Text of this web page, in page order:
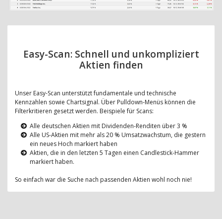
Easy-Scan: Schnell und unkompliziert
Aktien finden
Unser Easy-Scan unterstützt fundamentale und technische
Kennzahlen sowie Chartsignal. Über Pulldown-Menüs können die
Filterkritieren gesetzt werden. Beispiele für Scans:
Alle deutschen Aktien mit Dividenden-Renditen über 3 %
Alle US-Aktien mit mehr als 20 % Umsatzwachstum, die gestern
ein neues Hoch markiert haben
Aktien, die in den letzten 5 Tagen einen Candlestick-Hammer
markiert haben.
So einfach war die Suche nach passenden Aktien wohl noch nie!